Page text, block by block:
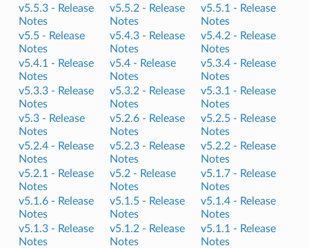
v5.5.3 - Release
Notes
v5.5.2 - Release
Notes
v5.5.1 - Release
Notes
v5.5 - Release
Notes
v5.4.3 - Release
Notes
v5.4.2 - Release
Notes
v5.4.1 - Release
Notes
v5.4 - Release
Notes
v5.3.4 - Release
Notes
v5.3.3 - Release
Notes
v5.3.2 - Release
Notes
v5.3.1 - Release
Notes
v5.3 - Release
Notes
v5.2.6 - Release
Notes
v5.2.5 - Release
Notes
v5.2.4 - Release
Notes
v5.2.3 - Release
Notes
v5.2.2 - Release
Notes
v5.2.1 - Release
Notes
v5.2 - Release
Notes
v5.1.7 - Release
Notes
v5.1.6 - Release
Notes
v5.1.5 - Release
Notes
v5.1.4 - Release
Notes
v5.1.3 - Release
Notes
v5.1.2 - Release
Notes
v5.1.1 - Release
Notes